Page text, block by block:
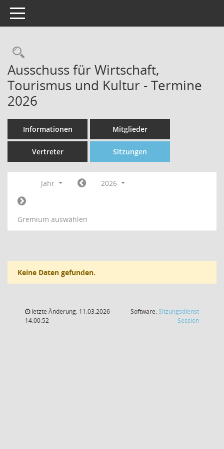
Toggle navigation
Rechercheauswahl
Ausschuss für Wirtschaft,
Tourismus und Kultur - Termine
2026
Informationen Mitglieder
Vertreter Sitzungen
Jahr 2026
Gremium auswählen
Keine Daten gefunden.
letzte Änderung: 11.03.2026
14:00:52
Software:Sitzungsdienst
Session(Wird in